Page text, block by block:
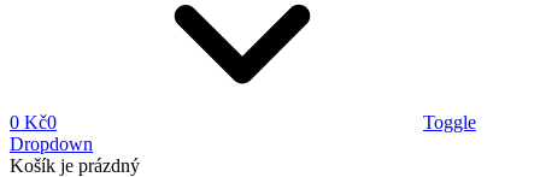
0 Kč0
Toggle
Dropdown
Košík je prázdný